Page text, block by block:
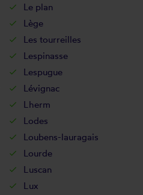
Le plan
Lège
Les tourreilles
Lespinasse
Lespugue
Lévignac
Lherm
Lodes
Loubens-lauragais
Lourde
Luscan
Lux